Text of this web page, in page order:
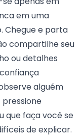
em uma
Chegue e parta
compartilhe seu
ou detalhes
alguém
pressione
que faça você se
de explicar.